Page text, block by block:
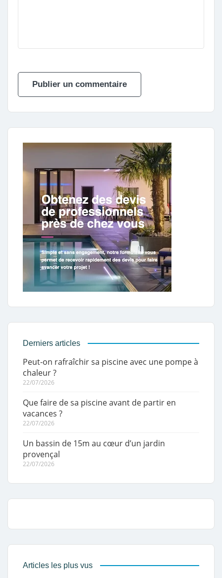
Derniers articles
Peut-on rafraîchir sa piscine avec une pompe à
chaleur ?
22/07/2026
Que faire de sa piscine avant de partir en
vacances ?
22/07/2026
Un bassin de 15m au cœur d’un jardin
provençal
22/07/2026
Articles les plus vus